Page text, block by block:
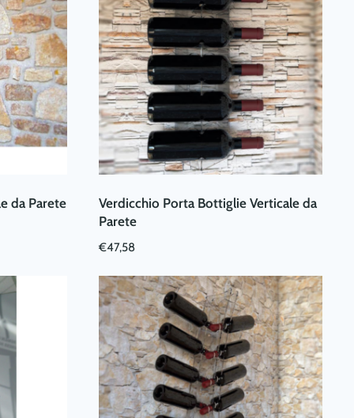
da Parete
Verdicchio Porta Bottiglie Verticale da
Parete
€47,58